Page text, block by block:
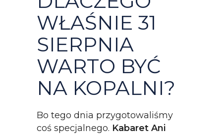
WŁAŚNIE 31
SIERPNIA
WARTO BYĆ
NA KOPALNI?
Bo tego dnia przygotowaliśmy
coś specjalnego. Kabaret Ani